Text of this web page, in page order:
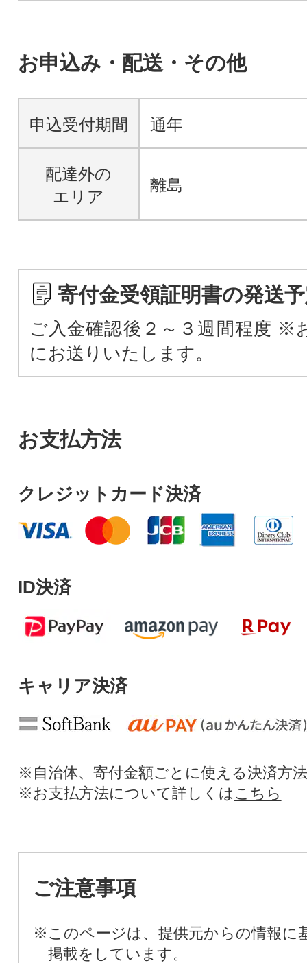
お申込み・配送・その他
申込受付期間 通年
配達外の
エリア
離島
寄付金受領証明書の発送
ご入金確認後２～３週間程度 ※
にお送りいたします。
お支払方法
クレジットカード決済
ID決済
キャリア決済
※自治体、寄付金額ごとに使える決済方
※お支払方法について詳しくは こちら
ご注意事項
※このページは、提供元からの情報に
掲載をしています。